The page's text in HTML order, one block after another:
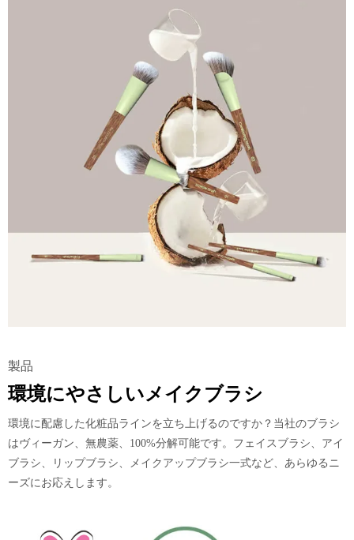
製品
環境にやさしいメイクブラシ
環境に配慮した化粧品ラインを立ち上げるのですか？当社のブラシ
はヴィーガン、無農薬、100%分解可能です。フェイスブラシ、アイ
ブラシ、リップブラシ、メイクアップブラシ一式など、あらゆるニ
ーズにお応えします。